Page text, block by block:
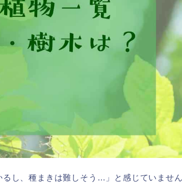
し、種まきは難しそう…」と感じていません